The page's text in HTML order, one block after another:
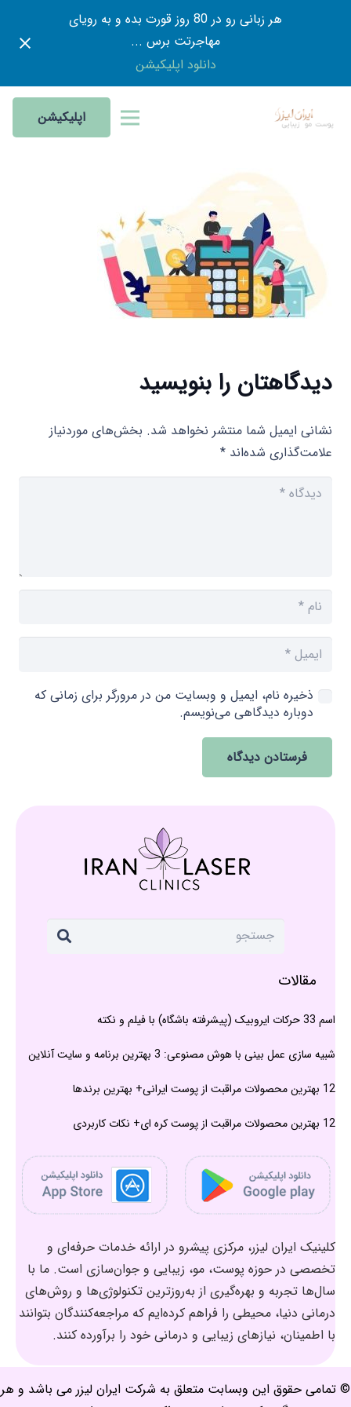
هر زبانی رو در 80 روز قورت بده و به رویای
مهاجرتت برس ...
دانلود اپلیکیشن
اپلیکیشن
دیدگاهتان را بنویسید
نشانی ایمیل شما منتشر نخواهد شد. بخش‌های موردنیاز
علامت‌گذاری شده‌اند *
ذخیره نام، ایمیل و وبسایت من در مرورگر برای زمانی که
دوباره دیدگاهی می‌نویسم.
فرستادن دیدگاه
مقالات
اسم 33 حرکات ایروبیک (پیشرفته باشگاه) با فیلم و نکته
شبیه سازی عمل بینی با هوش مصنوعی: 3 بهترین برنامه و سایت آنلاین
12 بهترین محصولات مراقبت از پوست ایرانی+ بهترین برندها
12 بهترین محصولات مراقبت از پوست کره ای+ نکات کاربردی
کلینیک ایران لیزر، مرکزی پیشرو در ارائه خدمات حرفه‌ای و
تخصصی در حوزه پوست، مو، زیبایی و جوان‌سازی است. ما با
سال‌ها تجربه و بهره‌گیری از به‌روزترین تکنولوژی‌ها و روش‌های
درمانی دنیا، محیطی را فراهم کرده‌ایم که مراجعه‌کنندگان بتوانند
با اطمینان، نیازهای زیبایی و درمانی خود را برآورده کنند.
© تمامی حقوق این وبسابت متعلق به شرکت ایران لیزر می باشد و هر